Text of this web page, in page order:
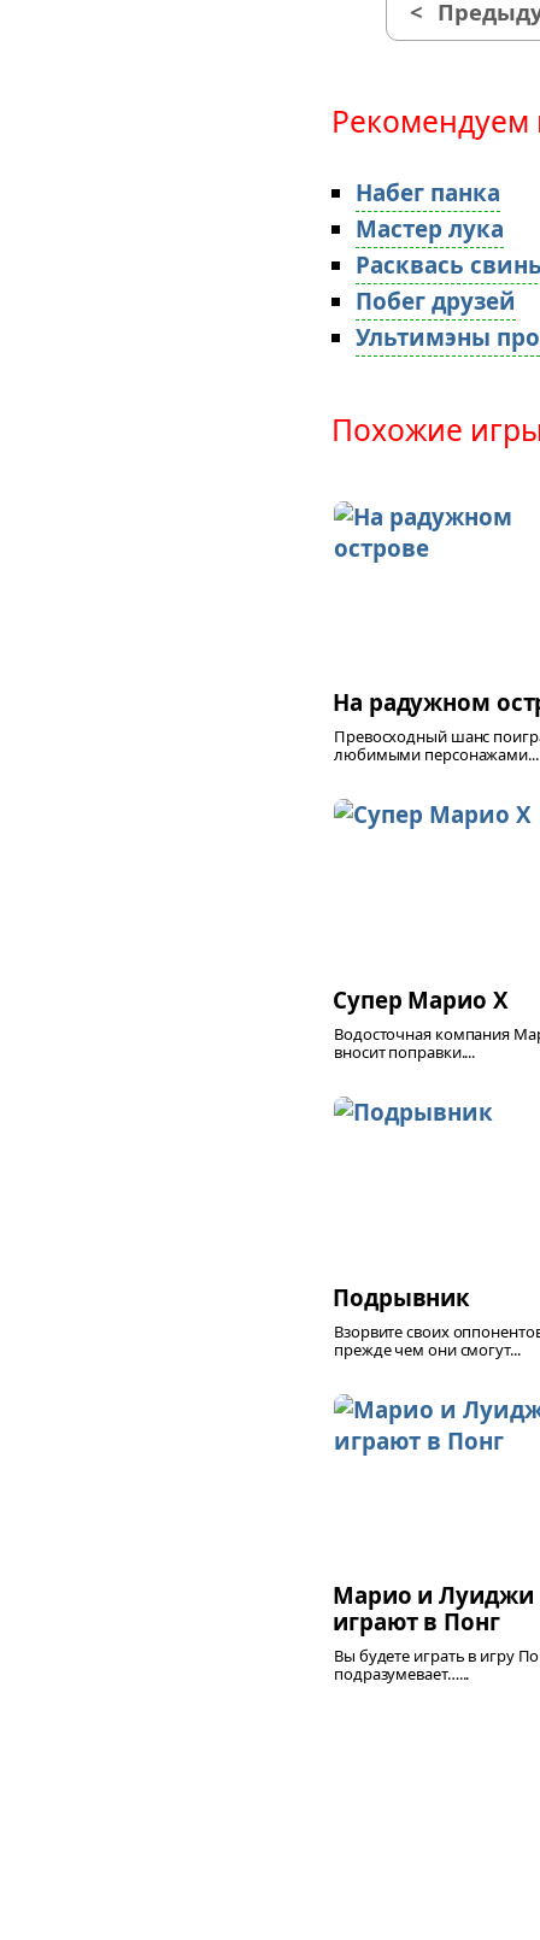
<
Рекомендуем
Набег панка
Мастер лука
Расквась
Побег друзей
Ультимэны
Похожие
На радужном
Превосходный шанс
любимыми
Супер Марио X
Водосточная компания
вносит поправки....
Подрывник
Взорвите своих
прежде чем они смогут...
Марио и Луиджи
играют в Понг
Вы будете играть в игру
подразумевает…...